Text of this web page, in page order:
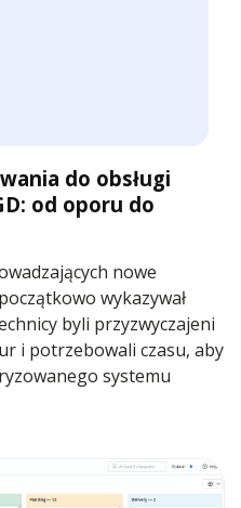
do obsługi
od oporu do
nowe
wykazywał
byli przyzwyczajeni
i potrzebowali czasu, aby
systemu